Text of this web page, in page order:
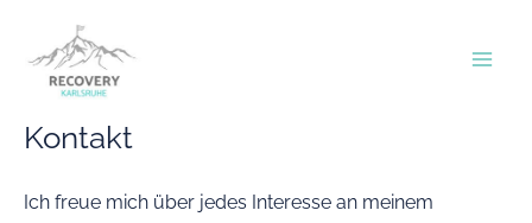
Inhalt
springen
Kontakt
Ich freue mich über jedes Interesse an meinem